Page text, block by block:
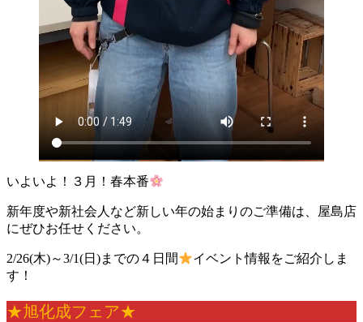
いよいよ！３月！春本番
新年度や新社会人など新しい年の始まりのご準備は、屋島店
にぜひお任せください。
2/26(木)～3/1(日)までの４日間
イベント情報をご紹介しま
す！
★旭化成フェア★